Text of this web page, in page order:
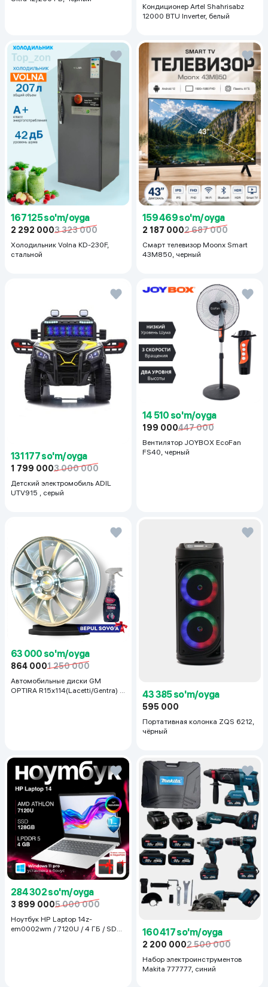
Кондиционер Artel Shahrisabz
12000 BTU Inverter, белый
167 125 so'm/oyga
2 292 0003 323 000
Холодильник Volna KD-230F,
стальной
159 469 so'm/oyga
2 187 0002 687 000
Смарт телевизор Moonx Smart
43M850, черный
131 177 so'm/oyga
1 799 0003 000 000
Детский электромобиль ADIL
UTV915 , серый
14 510 so'm/oyga
199 000447 000
Вентилятор JOYBOX EcoFan
FS40, черный
63 000 so'm/oyga
864 0001 250 000
Автомобильные диски GM
OPTIRA R15x114(Lacetti/Gentra) 1
43 385 so'm/oyga
595 000
Портативная колонка ZQS 6212,
чёрный
284 302 so'm/oyga
3 899 0005 000 000
Ноутбук HP Laptop 14z-
em0002wm / 7120U / 4 ГБ / SDD
160 417 so'm/oyga
2 200 0002 500 000
Набор электроинструментов
Makita 777777, синий